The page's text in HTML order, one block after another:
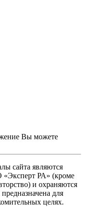
Вы можете
сайта являются
«Эксперт РА» (кроме
и охраняются
для
целях.